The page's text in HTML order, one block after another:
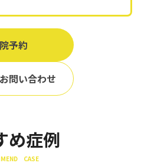
予約
問い合わせ
め症例
CASE